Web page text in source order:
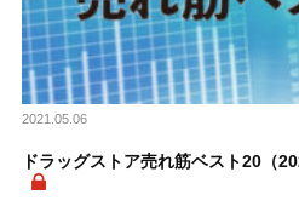
2021.05.06
ドラッグストア売れ筋ベスト20（